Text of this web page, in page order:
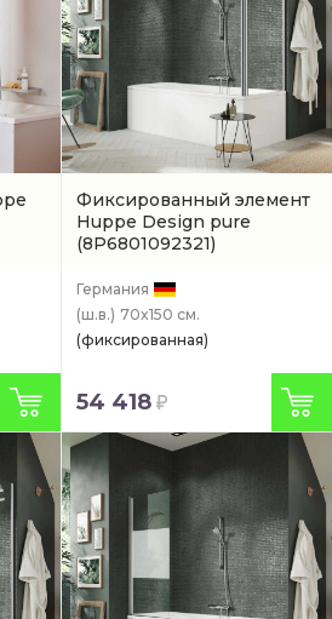
Фиксированный элемент
Huppe Design pure
(8P6801092321)
Германия
(ш.в.) 70x150 см.
(фиксированная)
54 418